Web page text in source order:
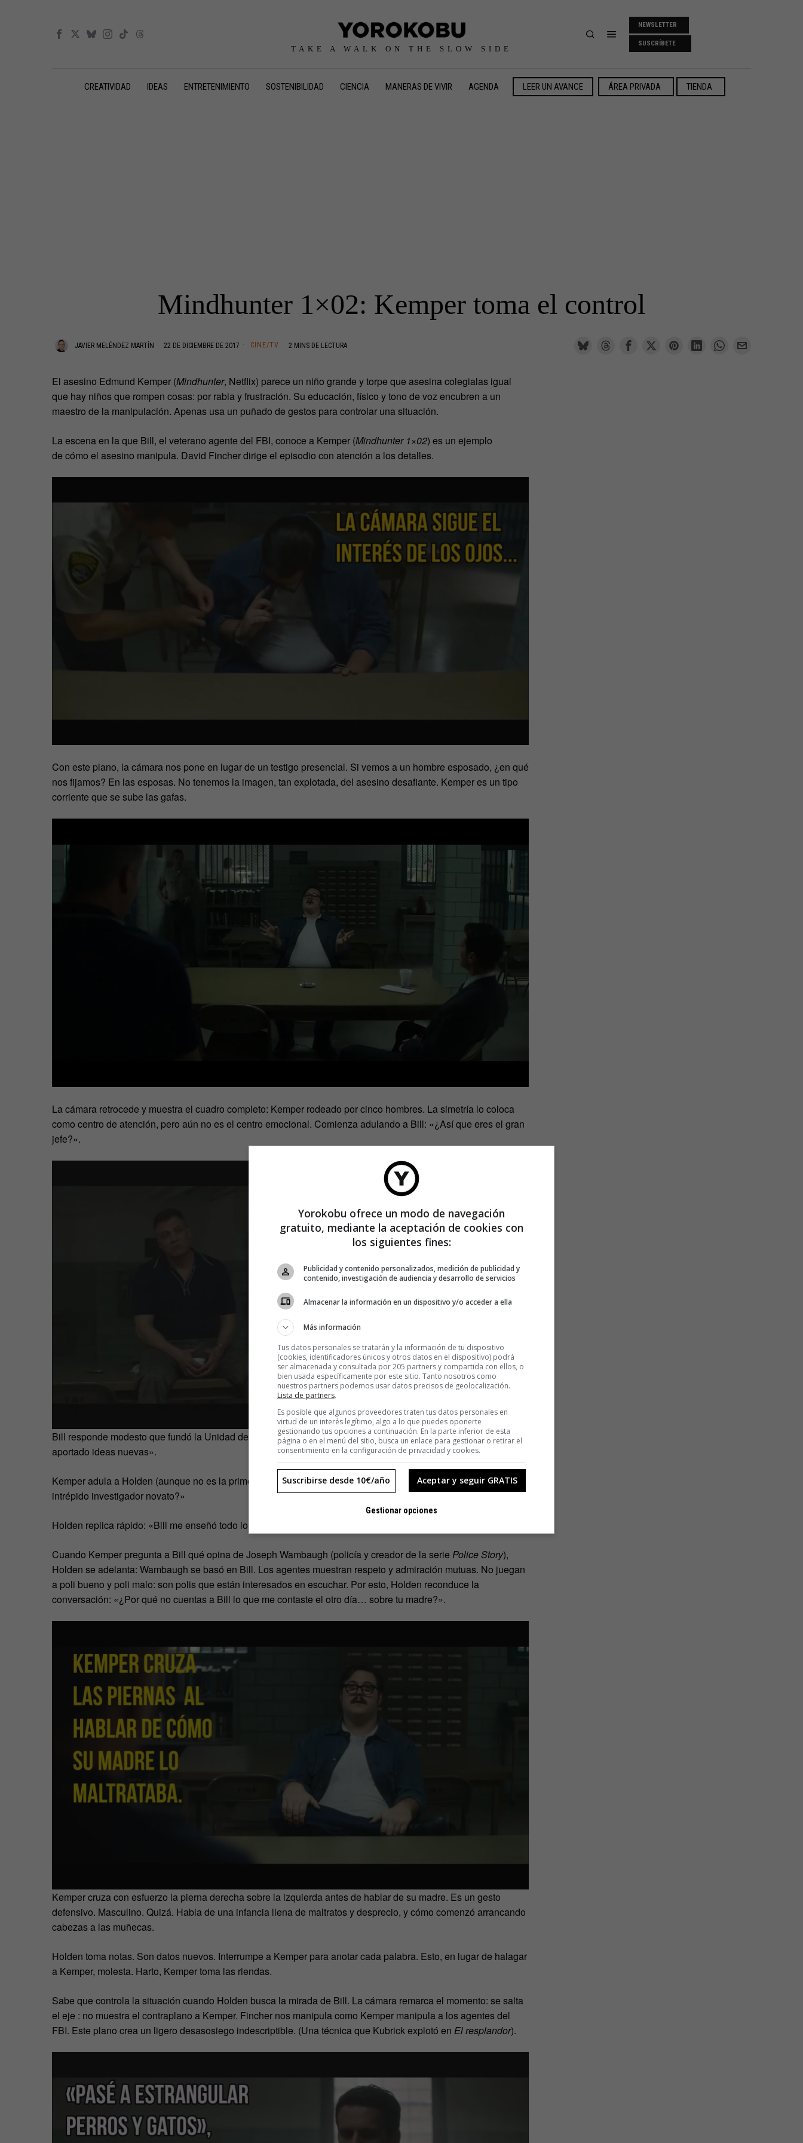
TAKE A WALK ON THE SLOW SIDE
NEWSLETTER
SUSCRÍBETE
CREATIVIDAD IDEAS ENTRETENIMIENTO SOSTENIBILIDAD CIENCIA MANERAS DE VIVIR AGENDA LEER UN AVANCE ÁREA PRIVADA TIENDA
Mindhunter 1×02: Kemper toma el control
JAVIER MELÉNDEZ MARTÍN 22 DE DICIEMBRE DE 2017 CINE/TV 2 MINS DE LECTURA
El asesino Edmund Kemper (Mindhunter, Netflix) parece un niño grande y torpe que asesina colegialas igual
que hay niños que rompen cosas: por rabia y frustración. Su educación, físico y tono de voz encubren a un
maestro de la manipulación. Apenas usa un puñado de gestos para controlar una situación.
La escena en la que Bill, el veterano agente del FBI, conoce a Kemper (Mindhunter 1×02) es un ejemplo
de cómo el asesino manipula. David Fincher dirige el episodio con atención a los detalles.
Con este plano, la cámara nos pone en lugar de un testigo presencial. Si vemos a un hombre esposado, ¿en qué
nos fijamos? En las esposas. No tenemos la imagen, tan explotada, del asesino desafiante. Kemper es un tipo
corriente que se sube las gafas.
La cámara retrocede y muestra el cuadro completo: Kemper rodeado por cinco hombres. La simetría lo coloca
como centro de atención, pero aún no es el centro emocional. Comienza adulando a Bill: «¿Así que eres el gran
jefe?».
Bill responde modesto que fundó la Unidad de Ciencias del Comportamiento, y reconoce que «Holden ha
aportado ideas nuevas».
Kemper adula a Holden (aunque no es la primera vez que hablan): «¿Así que Holden es el
intrépido investigador novato?»
Holden replica rápido: «Bill me enseñó todo lo que sé sobre el comportamiento criminal».
Cuando Kemper pregunta a Bill qué opina de Joseph Wambaugh (policía y creador de la serie Police Story),
Holden se adelanta: Wambaugh se basó en Bill. Los agentes muestran respeto y admiración mutuas. No juegan
a poli bueno y poli malo: son polis que están interesados en escuchar. Por esto, Holden reconduce la
conversación: «¿Por qué no cuentas a Bill lo que me contaste el otro día… sobre tu madre?».
Kemper cruza con esfuerzo la pierna derecha sobre la izquierda antes de hablar de su madre. Es un gesto
defensivo. Masculino. Quizá. Habla de una infancia llena de maltratos y desprecio, y cómo comenzó arrancando
cabezas a las muñecas.
Holden toma notas. Son datos nuevos. Interrumpe a Kemper para anotar cada palabra. Esto, en lugar de halagar
a Kemper, molesta. Harto, Kemper toma las riendas.
Sabe que controla la situación cuando Holden busca la mirada de Bill. La cámara remarca el momento: se salta
el eje : no muestra el contraplano a Kemper. Fincher nos manipula como Kemper manipula a los agentes del
FBI. Este plano crea un ligero desasosiego indescriptible. (Una técnica que Kubrick explotó en El resplandor).
Yorokobu ofrece un modo de navegación
gratuito, mediante la aceptación de cookies con
los siguientes fines:
Publicidad y contenido personalizados, medición de publicidad y
contenido, investigación de audiencia y desarrollo de servicios
Almacenar la información en un dispositivo y/o acceder a ella
Más información
Tus datos personales se tratarán y la información de tu dispositivo
(cookies, identificadores únicos y otros datos en el dispositivo) podrá
ser almacenada y consultada por 205 partners y compartida con ellos, o
bien usada específicamente por este sitio. Tanto nosotros como
nuestros partners podemos usar datos precisos de geolocalización.
Lista de partners.
Es posible que algunos proveedores traten tus datos personales en
virtud de un interés legítimo, algo a lo que puedes oponerte
gestionando tus opciones a continuación. En la parte inferior de esta
página o en el menú del sitio, busca un enlace para gestionar o retirar el
consentimiento en la configuración de privacidad y cookies.
Aceptar y seguir GRATIS
Suscribirse desde 10€/año
Gestionar opciones